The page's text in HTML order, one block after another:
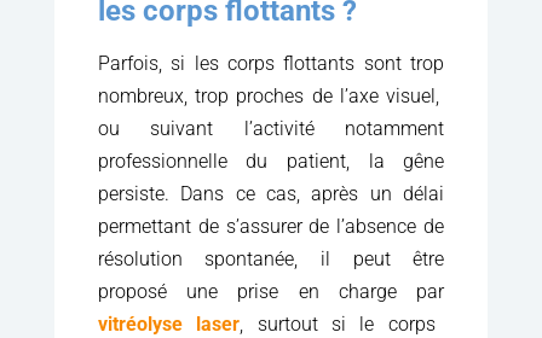
les corps flottants ?
Parfois, si les corps flottants sont trop
nombreux, trop proches de l’axe visuel,
ou suivant l’activité notamment
professionnelle du patient, la gêne
persiste. Dans ce cas, après un délai
permettant de s’assurer de l’absence de
résolution spontanée, il peut être
proposé une prise en charge par
vitréolyse laser, surtout si le corps